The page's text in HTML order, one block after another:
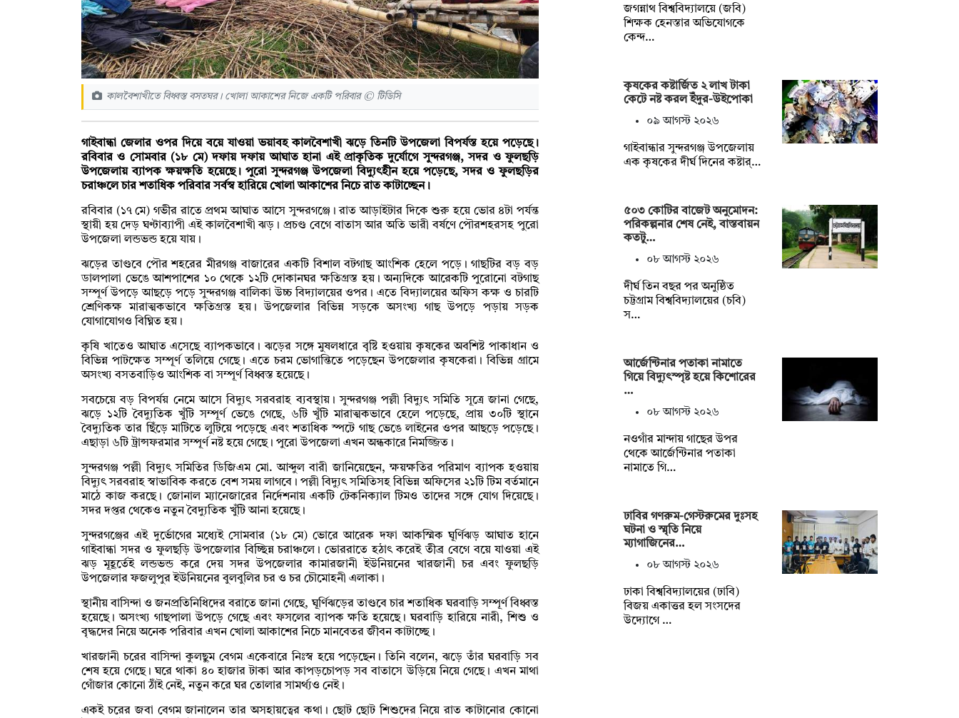
কালবৈশাখীতে বিধ্বস্ত বসতঘর। খোলা আকাশের নিজে একটি পরিবার © টিডিসি
গাইবান্ধা জেলার ওপর দিয়ে বয়ে যাওয়া ভয়াবহ কালবৈশাখী ঝড়ে তিনটি উপজেলা বিপর্যস্ত হয়ে পড়েছে।
রবিবার ও সোমবার (১৮ মে) দফায় দফায় আঘাত হানা এই প্রাকৃতিক দুর্যোগে সুন্দরগঞ্জ, সদর ও ফুলছড়ি
উপজেলায় ব্যাপক ক্ষয়ক্ষতি হয়েছে। পুরো সুন্দরগঞ্জ উপজেলা বিদ্যুৎহীন হয়ে পড়েছে, সদর ও ফুলছড়ির
চরাঞ্চলে চার শতাধিক পরিবার সর্বস্ব হারিয়ে খোলা আকাশের নিচে রাত কাটাচ্ছেন।
রবিবার (১৭ মে) গভীর রাতে প্রথম আঘাত আসে সুন্দরগঞ্জে। রাত আড়াইটার দিকে শুরু হয়ে ভোর ৪টা পর্যন্ত
স্থায়ী হয় দেড় ঘণ্টাব্যাপী এই কালবৈশাখী ঝড়। প্রচণ্ড বেগে বাতাস আর অতি ভারী বর্ষণে পৌরশহরসহ পুরো
উপজেলা লন্ডভন্ড হয়ে যায়।
ঝড়ের তাণ্ডবে পৌর শহরের মীরগঞ্জ বাজারের একটি বিশাল বটগাছ আংশিক হেলে পড়ে। গাছটির বড় বড়
ডালপালা ভেঙে আশপাশের ১০ থেকে ১২টি দোকানঘর ক্ষতিগ্রস্ত হয়। অন্যদিকে আরেকটি পুরোনো বটগাছ
সম্পূর্ণ উপড়ে আছড়ে পড়ে সুন্দরগঞ্জ বালিকা উচ্চ বিদ্যালয়ের ওপর। এতে বিদ্যালয়ের অফিস কক্ষ ও চারটি
শ্রেণিকক্ষ মারাত্মকভাবে ক্ষতিগ্রস্ত হয়। উপজেলার বিভিন্ন সড়কে অসংখ্য গাছ উপড়ে পড়ায় সড়ক
যোগাযোগও বিঘ্নিত হয়।
কৃষি খাতেও আঘাত এসেছে ব্যাপকভাবে। ঝড়ের সঙ্গে মুষলধারে বৃষ্টি হওয়ায় কৃষকের অবশিষ্ট পাকাধান ও
বিভিন্ন পাটক্ষেত সম্পূর্ণ তলিয়ে গেছে। এতে চরম ভোগান্তিতে পড়েছেন উপজেলার কৃষকেরা। বিভিন্ন গ্রামে
অসংখ্য বসতবাড়িও আংশিক বা সম্পূর্ণ বিধ্বস্ত হয়েছে।
সবচেয়ে বড় বিপর্যয় নেমে আসে বিদ্যুৎ সরবরাহ ব্যবস্থায়। সুন্দরগঞ্জ পল্লী বিদ্যুৎ সমিতি সূত্রে জানা গেছে,
ঝড়ে ১২টি বৈদ্যুতিক খুঁটি সম্পূর্ণ ভেঙে গেছে, ৬টি খুঁটি মারাত্মকভাবে হেলে পড়েছে, প্রায় ৩০টি স্থানে
বৈদ্যুতিক তার ছিঁড়ে মাটিতে লুটিয়ে পড়েছে এবং শতাধিক স্পটে গাছ ভেঙে লাইনের ওপর আছড়ে পড়েছে।
এছাড়া ৬টি ট্রান্সফরমার সম্পূর্ণ নষ্ট হয়ে গেছে। পুরো উপজেলা এখন অন্ধকারে নিমজ্জিত।
সুন্দরগঞ্জ পল্লী বিদ্যুৎ সমিতির ডিজিএম মো. আব্দুল বারী জানিয়েছেন, ক্ষয়ক্ষতির পরিমাণ ব্যাপক হওয়ায়
বিদ্যুৎ সরবরাহ স্বাভাবিক করতে বেশ সময় লাগবে। পল্লী বিদ্যুৎ সমিতিসহ বিভিন্ন অফিসের ২১টি টিম বর্তমানে
মাঠে কাজ করছে। জোনাল ম্যানেজারের নির্দেশনায় একটি টেকনিক্যাল টিমও তাদের সঙ্গে যোগ দিয়েছে।
সদর দপ্তর থেকেও নতুন বৈদ্যুতিক খুঁটি আনা হয়েছে।
সুন্দরগঞ্জের এই দুর্ভোগের মধ্যেই সোমবার (১৮ মে) ভোরে আরেক দফা আকস্মিক ঘূর্ণিঝড় আঘাত হানে
গাইবান্ধা সদর ও ফুলছড়ি উপজেলার বিচ্ছিন্ন চরাঞ্চলে। ভোররাতে হঠাৎ করেই তীব্র বেগে বয়ে যাওয়া এই
ঝড় মূহূর্তেই লন্ডভন্ড করে দেয় সদর উপজেলার কামারজানী ইউনিয়নের খারজানী চর এবং ফুলছড়ি
উপজেলার ফজলুপুর ইউনিয়নের বুলবুলির চর ও চর চৌমোহনী এলাকা।
স্থানীয় বাসিন্দা ও জনপ্রতিনিধিদের বরাতে জানা গেছে, ঘূর্ণিঝড়ের তাণ্ডবে চার শতাধিক ঘরবাড়ি সম্পূর্ণ বিধ্বস্ত
হয়েছে। অসংখ্য গাছপালা উপড়ে গেছে এবং ফসলের ব্যাপক ক্ষতি হয়েছে। ঘরবাড়ি হারিয়ে নারী, শিশু ও
বৃদ্ধদের নিয়ে অনেক পরিবার এখন খোলা আকাশের নিচে মানবেতর জীবন কাটাচ্ছে।
খারজানী চরের বাসিন্দা কুলছুম বেগম একেবারে নিঃস্ব হয়ে পড়েছেন। তিনি বলেন, ঝড়ে তাঁর ঘরবাড়ি সব
শেষ হয়ে গেছে। ঘরে থাকা ৪০ হাজার টাকা আর কাপড়চোপড় সব বাতাসে উড়িয়ে নিয়ে গেছে। এখন মাথা
গোঁজার কোনো ঠাঁই নেই, নতুন করে ঘর তোলার সামর্থ্যও নেই।
একই চরের জবা বেগম জানালেন তার অসহায়ত্বের কথা। ছোট ছোট শিশুদের নিয়ে রাত কাটানোর কোনো
জগন্নাথ বিশ্ববিদ্যালয়ে (জবি)
শিক্ষক হেনস্তার অভিযোগকে
কেন্দ…
কৃষকের কষ্টার্জিত ২ লাখ টাকা
কেটে নষ্ট করল ইঁদুর-উইপোকা
০৯ আগস্ট ২০২৬
গাইবান্ধার সুন্দরগঞ্জ উপজেলায়
এক কৃষকের দীর্ঘ দিনের কষ্টার্…
৫০৩ কোটির বাজেট অনুমোদন:
পরিকল্পনার শেষ নেই, বাস্তবায়ন
কতটু…
০৮ আগস্ট ২০২৬
দীর্ঘ তিন বছর পর অনুষ্ঠিত
চট্টগ্রাম বিশ্ববিদ্যালয়ের (চবি)
স…
আর্জেন্টিনার পতাকা নামাতে
গিয়ে বিদ্যুৎস্পৃষ্ট হয়ে কিশোরের
…
০৮ আগস্ট ২০২৬
নওগাঁর মান্দায় গাছের উপর
থেকে আর্জেন্টিনার পতাকা
নামাতে গি…
ঢাবির গণরুম-গেস্টরুমের দুঃসহ
ঘটনা ও স্মৃতি নিয়ে
ম্যাগাজিনের…
০৮ আগস্ট ২০২৬
ঢাকা বিশ্ববিদ্যালয়ের (ঢাবি)
বিজয় একাত্তর হল সংসদের
উদ্যোগে …